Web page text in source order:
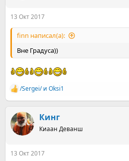
13 Окт 2017
finn написал(а):
Вне Градуса))
Р
е
к
ц
и
/Sergei/и Оksi1
Кинг
Киаан Деванш
13 Окт 2017